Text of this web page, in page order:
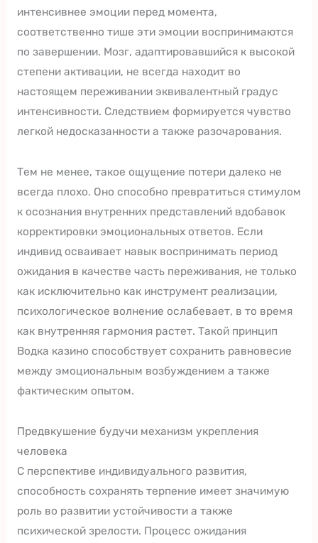
интенсивнее эмоции перед момента,
соответственно тише эти эмоции воспринимаются
по завершении. Мозг, адаптировавшийся к высокой
степени активации, не всегда находит во
настоящем переживании эквивалентный градус
интенсивности. Следствием формируется чувство
легкой недосказанности а также разочарования.
Тем не менее, такое ощущение потери далеко не
всегда плохо. Оно способно превратиться стимулом
к осознания внутренних представлений вдобавок
корректировки эмоциональных ответов. Если
индивид осваивает навык воспринимать период
ожидания в качестве часть переживания, не только
как исключительно как инструмент реализации,
психологическое волнение ослабевает, в то время
как внутренняя гармония растет. Такой принцип
Водка казино способствует сохранить равновесие
между эмоциональным возбуждением а также
фактическим опытом.
Предвкушение будучи механизм укрепления
человека
С перспективе индивидуального развития,
способность сохранять терпение имеет значимую
роль во развитии устойчивости а также
психической зрелости. Процесс ожидания